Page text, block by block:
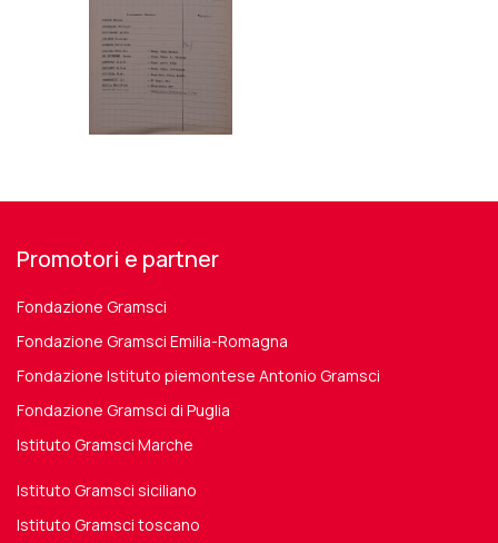
Promotori e partner
Fondazione Gramsci
Fondazione Gramsci Emilia-Romagna
Fondazione Istituto piemontese Antonio Gramsci
Fondazione Gramsci di Puglia
Istituto Gramsci Marche
Istituto Gramsci siciliano
Istituto Gramsci toscano